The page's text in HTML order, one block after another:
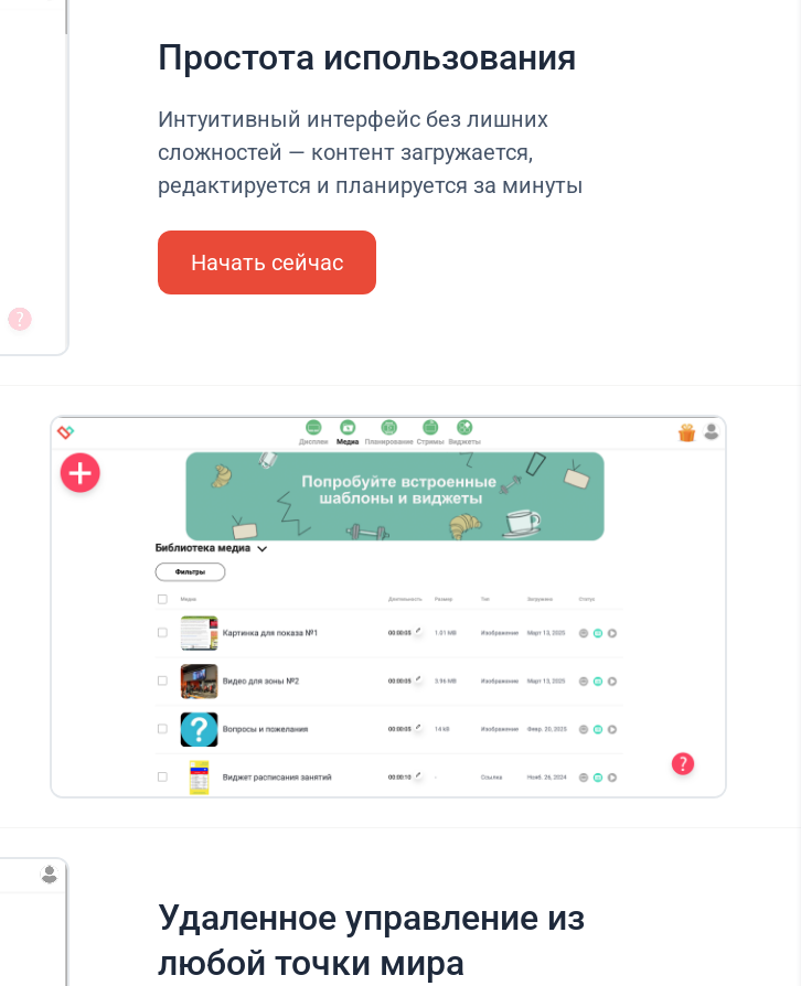
Простота использования
Интуитивный интерфейс без лишних
сложностей — контент загружается,
редактируется и планируется за минуты
Начать сейчас
Удаленное управление из
любой точки мира